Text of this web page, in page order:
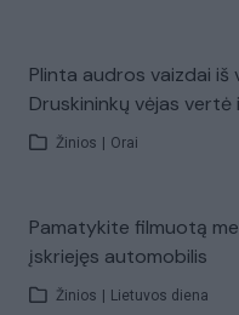
Plinta audros vaizdai
Druskininkų vėjas vertė
Žinios Orai
Pamatykite filmuotą
įskriejęs automobilis
Žinios Lietuvos diena